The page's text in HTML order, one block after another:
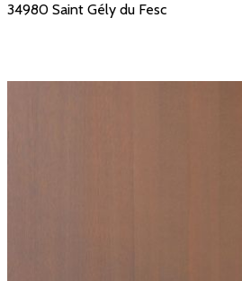
34980 Saint Gély du Fesc